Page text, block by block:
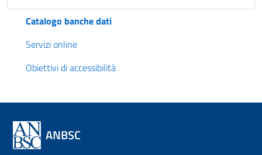
Catalogo banche dati
Servizi online
Obiettivi di accessibilità
ANBSC